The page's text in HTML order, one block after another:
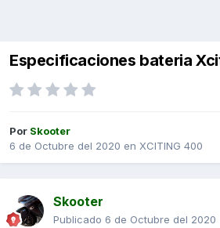
Especificaciones bateria
Por Skooter
6 de Octubre del 2020 en XCITING 400
Skooter
Publicado 6 de Octubre del 2020